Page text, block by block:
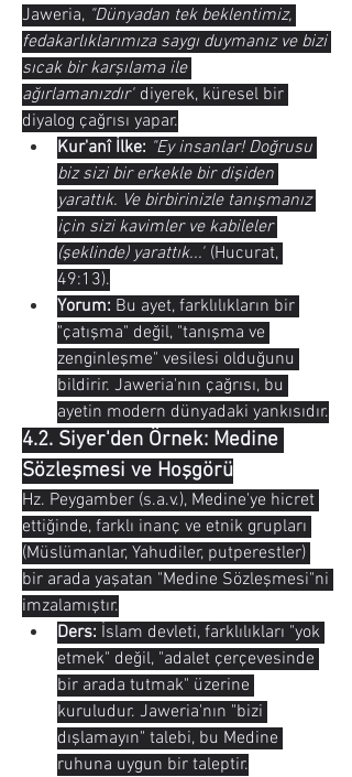
Jaweria, "Dünyadan tek beklentimiz,
fedakarlıklarımıza saygı duymanız ve bizi
sıcak bir karşılama ile
ağırlamanızdır" diyerek, küresel bir
diyalog çağrısı yapar.
Kur'anî İlke: "Ey insanlar! Doğrusu
biz sizi bir erkekle bir dişiden
yarattık. Ve birbirinizle tanışmanız
için sizi kavimler ve kabileler
(şeklinde) yarattık..." (Hucurat,
49:13).
Yorum: Bu ayet, farklılıkların bir
"çatışma" değil, "tanışma ve
zenginleşme" vesilesi olduğunu
bildirir. Jaweria'nın çağrısı, bu
ayetin modern dünyadaki yankısıdır.
4.2. Siyer'den Örnek: Medine
Sözleşmesi ve Hoşgörü
Hz. Peygamber (s.a.v.), Medine'ye hicret
ettiğinde, farklı inanç ve etnik grupları
(Müslümanlar, Yahudiler, putperestler)
bir arada yaşatan "Medine Sözleşmesi"ni
imzalamıştır.
Ders: İslam devleti, farklılıkları "yok
etmek" değil, "adalet çerçevesinde
bir arada tutmak" üzerine
kuruludur. Jaweria'nın "bizi
dışlamayın" talebi, bu Medine
ruhuna uygun bir taleptir.